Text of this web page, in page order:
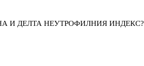
И ДЕЛТА НЕУТРОФИЛНИЯ ИНДЕКС?